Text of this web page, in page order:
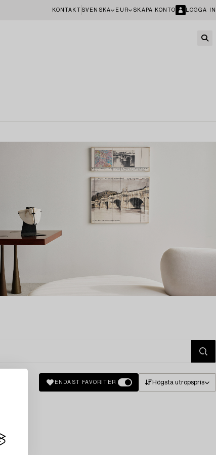
KONTAKT SVENSKA EUR SKAPA KONTO LOGGA IN
ENDAST FAVORITER Högsta utropspris